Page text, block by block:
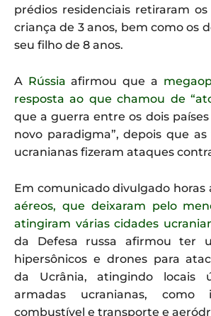
prédios residenciais retiraram
criança de 3 anos, bem como os
seu filho de 8 anos.
A Rússia afirmou que a
resposta ao que chamou de
que a guerra entre os dois
novo paradigma”, depois que
ucranianas fizeram ataques
Em comunicado divulgado horas
aéreos, que deixaram pelo
atingiram várias cidades
da Defesa russa afirmou ter
hipersônicos e drones para
da Ucrânia, atingindo locais
armadas ucranianas, como
combustível e transporte e